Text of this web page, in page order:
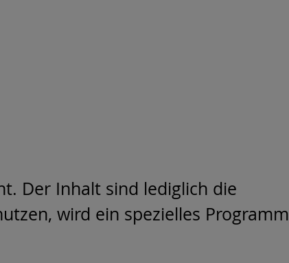
Der Inhalt sind lediglich die
wird ein spezielles Programm